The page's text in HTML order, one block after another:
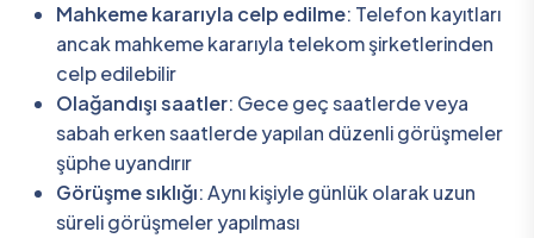
Mahkeme kararıyla celp edilme: Telefon kayıtları
ancak mahkeme kararıyla telekom şirketlerinden
celp edilebilir
Olağandışı saatler: Gece geç saatlerde veya
sabah erken saatlerde yapılan düzenli görüşmeler
şüphe uyandırır
Görüşme sıklığı: Aynı kişiyle günlük olarak uzun
süreli görüşmeler yapılması